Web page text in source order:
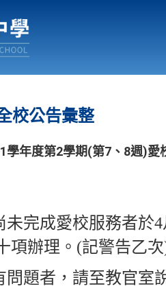
校公告彙整
學年度第2學期(第7、8週)愛
未完成愛校服務者於
項辦理。(記警告乙次
問題者，請至教官室